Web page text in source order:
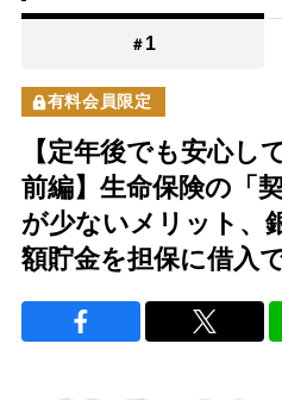
＃ 1
有料会員限定
【定年後でも安心し
前編】生命保険の「
が少ないメリット、
額貯金を担保に借入